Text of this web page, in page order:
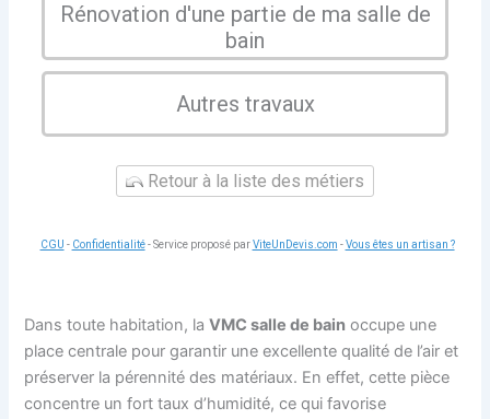
Rénovation d'une partie de ma salle de
bain
Autres travaux
Retour à la liste des métiers
CGU - Confidentialité- Service proposé parViteUnDevis.com -Vous êtes un artisan ?
Dans toute habitation, laVMC salle de bain occupe une
place centrale pour garantir une excellente qualité de l’air et
préserver la pérennité des matériaux. En effet, cette pièce
concentre un fort taux d’humidité, ce qui favorise